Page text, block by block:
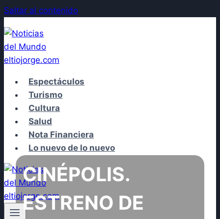
Saltar al contenido
Espectáculos
Turismo
Cultura
Salud
Nota Financiera
Lo nuevo de lo nuevo
CINÉPOLIS.
ESTRENO DE